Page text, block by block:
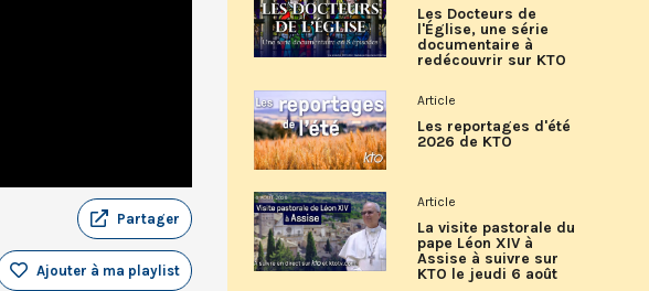
Partager
Ajouter à ma playlist
Les Docteurs de
l'Église, une série
documentaire à
redécouvrir sur KTO
Article
Les reportages d'été
2026 de KTO
Article
La visite pastorale du
pape Léon XIV à
Assise à suivre sur
KTO le jeudi 6 août